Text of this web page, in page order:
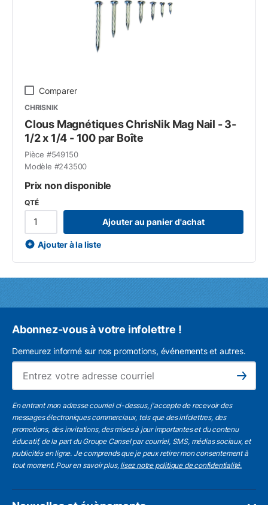
Comparer
CHRISNIK
Clous Magnétiques ChrisNik Mag Nail - 3-
1/2 x 1/4 - 100 par Boîte
Pièce #549150
Modèle #243500
Prix non disponible
QTÉ
Ajouter au panier d'achat
Ajouter à la liste
Abonnez-vous à votre infolettre !
Demeurez informé sur nos promotions, événements et autres.
Subscribe
En entrant mon adresse courriel ci-dessus, j'accepte de recevoir des
messages électroniques commerciaux, tels que des infolettres, des
promotions, des invitations, des mises à jour importantes et du contenu
éducatif, de la part du Groupe Cansel par courriel, SMS, médias sociaux, et
publicités en ligne. Je comprends que je peux retirer mon consentement à
tout moment. Pour en savoir plus, lisez notre politique de confidentialité.